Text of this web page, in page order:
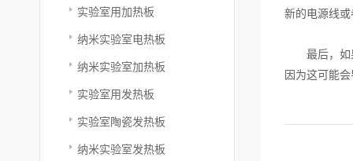
实验室用加热板
纳米实验室电热板
纳米实验室加热板
实验室用发热板
实验室陶瓷发热板
纳米实验室发热板
新的电源线
最后，如果
因为这可能